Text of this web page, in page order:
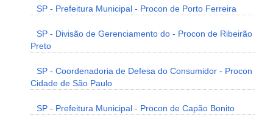
SP - Prefeitura Municipal - Procon de Porto Ferreira
SP - Divisão de Gerenciamento do - Procon de Ribeirão
Preto
SP - Coordenadoria de Defesa do Consumidor - Procon
Cidade de São Paulo
SP - Prefeitura Municipal - Procon de Capão Bonito